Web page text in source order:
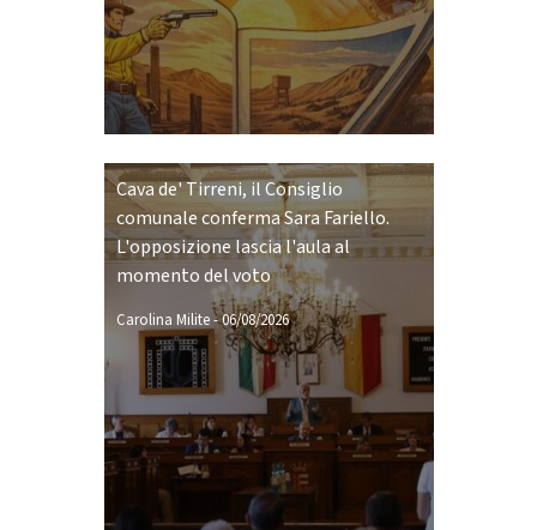
Cava de' Tirreni, il Consiglio
comunale conferma Sara Fariello.
L'opposizione lascia l'aula al
momento del voto
Carolina Milite-06/08/2026